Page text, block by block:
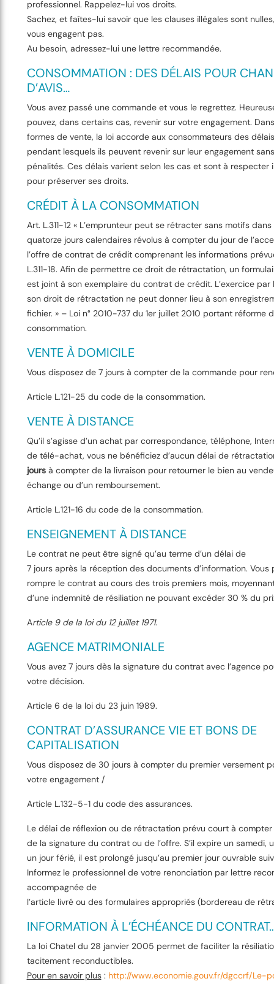
professionnel. Rappelez-lui vos droits.
Sachez, et faîtes-lui savoir que les clauses illégales sont
vous engagent pas.
Au besoin, adressez-lui une lettre recommandée.
CONSOMMATION : DES DÉLAIS POUR
D’AVIS…
Vous avez passé une commande et vous le regrettez.
pouvez, dans certains cas, revenir sur votre engagement.
formes de vente, la loi accorde aux consommateurs des
pendant lesquels ils peuvent revenir sur leur engagement
pénalités. Ces délais varient selon les cas et sont à respecter
pour préserver ses droits.
CRÉDIT À LA CONSOMMATION
Art. L.311-12 « L’emprunteur peut se rétracter sans motifs
quatorze jours calendaires révolus à compter du jour de
l’offre de contrat de crédit comprenant les informations
L.311-18. Afin de permettre ce droit de rétractation, un
est joint à son exemplaire du contrat de crédit. L’exercice par
son droit de rétractation ne peut donner lieu à son
fichier. » – Loi n° 2010-737 du 1er juillet 2010 portant réforme
consommation.
VENTE À DOMICILE
Vous disposez de 7 jours à compter de la commande pour
Article L.121-25 du code de la consommation.
VENTE À DISTANCE
Qu’il s’agisse d’un achat par correspondance, téléphone,
de télé-achat, vous ne bénéficiez d’aucun délai de
jours à compter de la livraison pour retourner le bien au
échange ou d’un remboursement.
Article L.121-16 du code de la consommation.
ENSEIGNEMENT À DISTANCE
Le contrat ne peut être signé qu’au terme d’un délai de
7 jours après la réception des documents d’information. Vous
rompre le contrat au cours des trois premiers mois,
d’une indemnité de résiliation ne pouvant excéder 30 % du
Article 9 de la loi du 12 juillet 1971.
AGENCE MATRIMONIALE
Vous avez 7 jours dès la signature du contrat avec l’agence
votre décision.
Article 6 de la loi du 23 juin 1989.
CONTRAT D’ASSURANCE VIE ET BONS DE
CAPITALISATION
Vous disposez de 30 jours à compter du premier versement
votre engagement /
Article L.132-5-1 du code des assurances.
Le délai de réflexion ou de rétractation prévu court à
de la signature du contrat ou de l’offre. S’il expire un samedi,
un jour férié, il est prolongé jusqu’au premier jour ouvrable
Informez le professionnel de votre renonciation par lettre
accompagnée de
l’article livré ou des formulaires appropriés (bordereau de
INFORMATION À L’ÉCHÉANCE DU
La loi Chatel du 28 janvier 2005 permet de faciliter la
tacitement reconductibles.
Pour en savoir plus: http://www.economie.gouv.fr/dgccrf/Le-